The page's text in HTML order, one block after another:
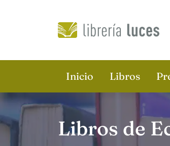
Inicio Libros
Libros de